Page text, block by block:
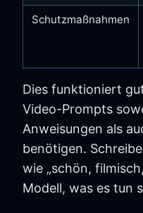
Schutzmaßnahmen
Dies funktioniert
Video-Prompts
Anweisungen als
benötigen.
wie „schön,
Modell, was es tun